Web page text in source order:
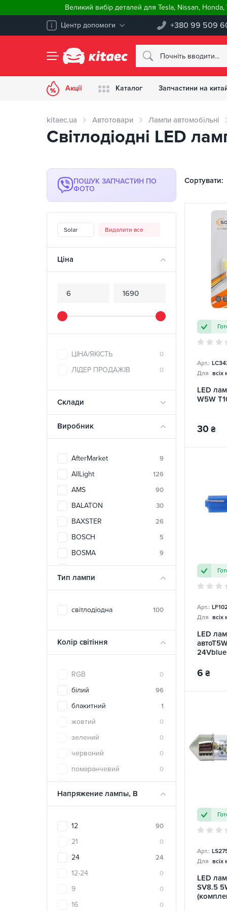
Великий вибір деталей для Tesla, Nissan, Honda,
Центр допомоги +380 99 509
Акції Каталог Запчастини на
kitaec.ua Автотовари Лампи автомобільні
Світлодіодні LED
ПОШУК ЗАПЧАСТИН ПО
ФОТО
Solar Видалити все
Ціна
ЦІНА/ЯКІСТЬ 0
ЛІДЕР ПРОДАЖІВ 0
Склади
Виробник
AfterMarket 9
AllLight 126
AMS 90
BALATON 30
BAXSTER 26
BOSCH 5
BOSMA 9
BREVIA 24
HeadLight 65
HELLA
M5 7
NARVA 22
NEOLUX 5
Nord YADA 1
Osram 31
PHILIPS 46
PULSO 85
Sanvi 7
Тип лампи
світлодіодна 100
Колір світіння
RGB 0
білий 96
блакитний 1
жовтий 0
зелений 0
червоний 0
помаранчевий 0
синій 0
теплый белый
Напряжение лампы, В
12 90
21 0
24 24
12-24 0
9 0
16 0
Сортувати:
Арт.:
Для всіх
LED
W5W
30 ₴
Арт.:
Для всіх
LED
6 ₴
Арт.:
Для всіх
LED
SV8.5